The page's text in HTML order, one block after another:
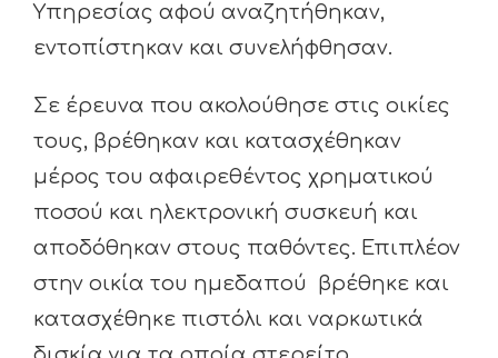
Υπηρεσίας αφού αναζητήθηκαν,
εντοπίστηκαν και συνελήφθησαν.
Σε έρευνα που ακολούθησε στις οικίες
τους, βρέθηκαν και κατασχέθηκαν
μέρος του αφαιρεθέντος χρηματικού
ποσού και ηλεκτρονική συσκευή και
αποδόθηκαν στους παθόντες. Επιπλέον
στην οικία του ημεδαπού βρέθηκε και
κατασχέθηκε πιστόλι και ναρκωτικά